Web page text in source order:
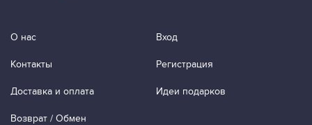
О нас
Контакты
Доставка и оплата
Возврат / Обмен
Вход
Регистрация
Идеи подарков